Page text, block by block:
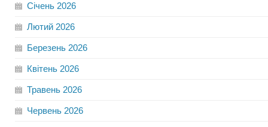
Січень 2026
Лютий 2026
Березень 2026
Квітень 2026
Травень 2026
Червень 2026